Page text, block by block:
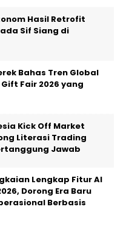
Hasil Retrofit
Sif Siang di
Bahas Tren Global
Fair 2026 yang
Kick Off Market
Literasi Trading
Jawab
Lengkap Fitur AI
Dorong Era Baru
Berbasis